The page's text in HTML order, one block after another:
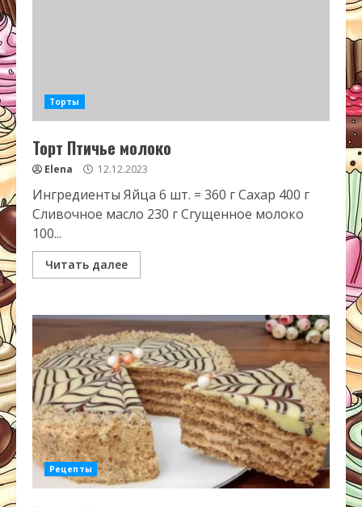
Торты
Торт Птичье молоко
Elena 12.12.2023
Ингредиенты Яйца 6 шт. = 360 г Сахар 400 г
Сливочное масло 230 г Сгущенное молоко
100...
Читать далее
Рецепты